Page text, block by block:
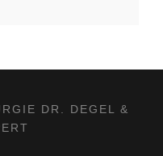
DR. DEGEL &